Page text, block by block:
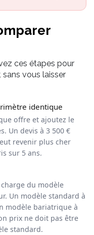
ces étapes pour
vous laisser
identique
offre et ajoutez le
Un devis à 3 500 €
revenir plus cher
sur 5 ans.
du modèle
Un modèle standard à
modèle bariatrique à
prix ne doit pas être
standard.